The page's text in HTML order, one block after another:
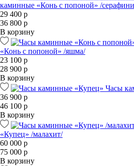
каминные «Конь с попоной» /
29 400 р
36 800 р
В корзину
«Конь с попоной» /яшма/
23 100 р
28 900 р
В корзину
Часы
36 900 р
46 100 р
В корзину
«Купец» /малахит/
60 000 р
75 000 р
В корзину